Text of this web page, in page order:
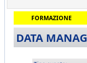
FORMAZIONE
DATA